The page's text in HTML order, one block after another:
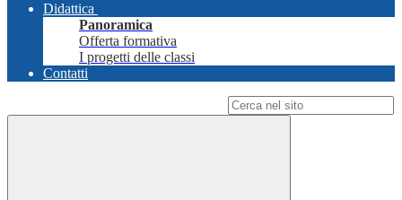
Didattica
Panoramica
Offerta formativa
I progetti delle classi
Contatti